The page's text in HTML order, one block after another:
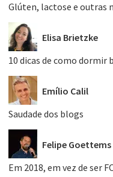
Glúten, lactose e outras
Elisa Brietzke
10 dicas de como dormir
Emílio Calil
Saudade dos blogs
Felipe Goettems
Em 2018, em vez de ser